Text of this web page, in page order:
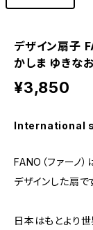
デザイン扇子
かしま ゆきな
¥3,850
International
FANO（ファーノ
デザインした扇で
日本はもとより